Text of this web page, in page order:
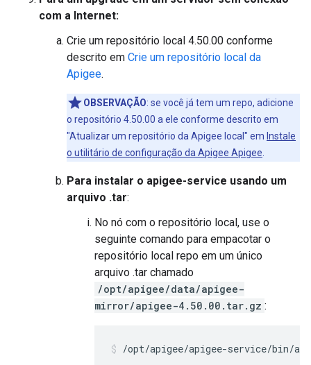
com a Internet:
Crie um repositório local 4.50.00 conforme
descrito em Crie um repositório local da
Apigee.
OBSERVAÇÃO: se você já tem um repo, adicione
o repositório 4.50.00 a ele conforme descrito em
"Atualizar um repositório da Apigee local" em Instale
o utilitário de configuração da Apigee Apigee
Para instalar o apigee-service usando um
arquivo .tar:
No nó com o repositório local, use o
seguinte comando para empacotar o
repositório local repo em um único
arquivo .tar chamado
/opt/apigee/data/apigee-
mirror/apigee-4.50.00.tar.gz :
/opt/apigee/apigee-service/bin/